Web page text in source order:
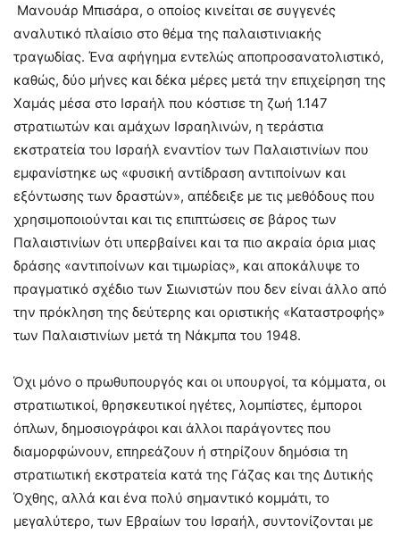
Μανουάρ Μπισάρα, ο οποίος κινείται σε συγγενές
αναλυτικό πλαίσιο στο θέμα της παλαιστινιακής
τραγωδίας. Ένα αφήγημα εντελώς αποπροσανατολιστικό,
καθώς, δύο μήνες και δέκα μέρες μετά την επιχείρηση της
Χαμάς μέσα στο Ισραήλ που κόστισε τη ζωή 1.147
στρατιωτών και αμάχων Ισραηλινών, η τεράστια
εκστρατεία του Ισραήλ εναντίον των Παλαιστινίων που
εμφανίστηκε ως «φυσική αντίδραση αντιποίνων και
εξόντωσης των δραστών», απέδειξε με τις μεθόδους που
χρησιμοποιούνται και τις επιπτώσεις σε βάρος των
Παλαιστινίων ότι υπερβαίνει και τα πιο ακραία όρια μιας
δράσης «αντιποίνων και τιμωρίας», και αποκάλυψε το
πραγματικό σχέδιο των Σιωνιστών που δεν είναι άλλο από
την πρόκληση της δεύτερης και οριστικής «Καταστροφής»
των Παλαιστινίων μετά τη Νάκμπα του 1948.
Όχι μόνο ο πρωθυπουργός και οι υπουργοί, τα κόμματα, οι
στρατιωτικοί, θρησκευτικοί ηγέτες, λομπίστες, έμποροι
όπλων, δημοσιογράφοι και άλλοι παράγοντες που
διαμορφώνουν, επηρεάζουν ή στηρίζουν δημόσια τη
στρατιωτική εκστρατεία κατά της Γάζας και της Δυτικής
Όχθης, αλλά και ένα πολύ σημαντικό κομμάτι, το
μεγαλύτερο, των Εβραίων του Ισραήλ, συντονίζονται με